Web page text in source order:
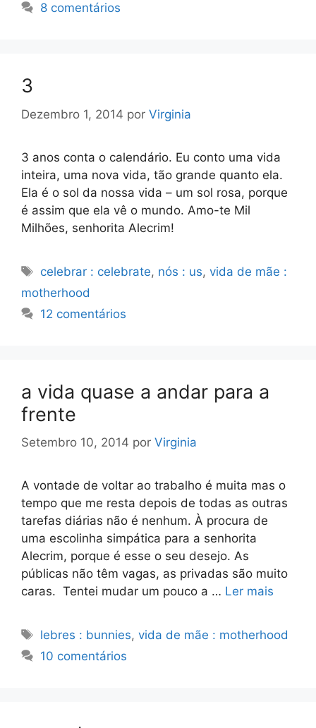
8 comentários
3
Dezembro 1, 2014 por Virginia
3 anos conta o calendário. Eu conto uma vida
inteira, uma nova vida, tão grande quanto ela.
Ela é o sol da nossa vida – um sol rosa, porque
é assim que ela vê o mundo. Amo-te Mil
Milhões, senhorita Alecrim!
Etiquetas
celebrar : celebrate, nós : us,vida de mãe :
motherhood
12 comentários
a vida quase a andar para a
frente
Setembro 10, 2014 por Virginia
A vontade de voltar ao trabalho é muita mas o
tempo que me resta depois de todas as outras
tarefas diárias não é nenhum. À procura de
uma escolinha simpática para a senhorita
Alecrim, porque é esse o seu desejo. As
públicas não têm vagas, as privadas são muito
caras. Tentei mudar um pouco a … Ler mais
Etiquetas
lebres : bunnies,vida de mãe : motherhood
10 comentários